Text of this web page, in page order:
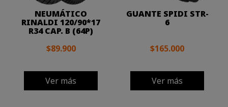
NEUMÁTICO
RINALDI 120/90*17
R34 CAP. B (64P)
$89.900
Ver más
GUANTE SPIDI STR-
6
$165.000
Ver más